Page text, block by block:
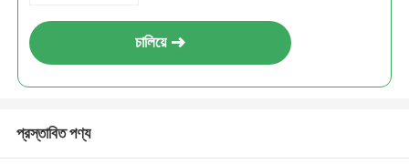
চালিয়ে
প্রস্তাবিত পণ্য